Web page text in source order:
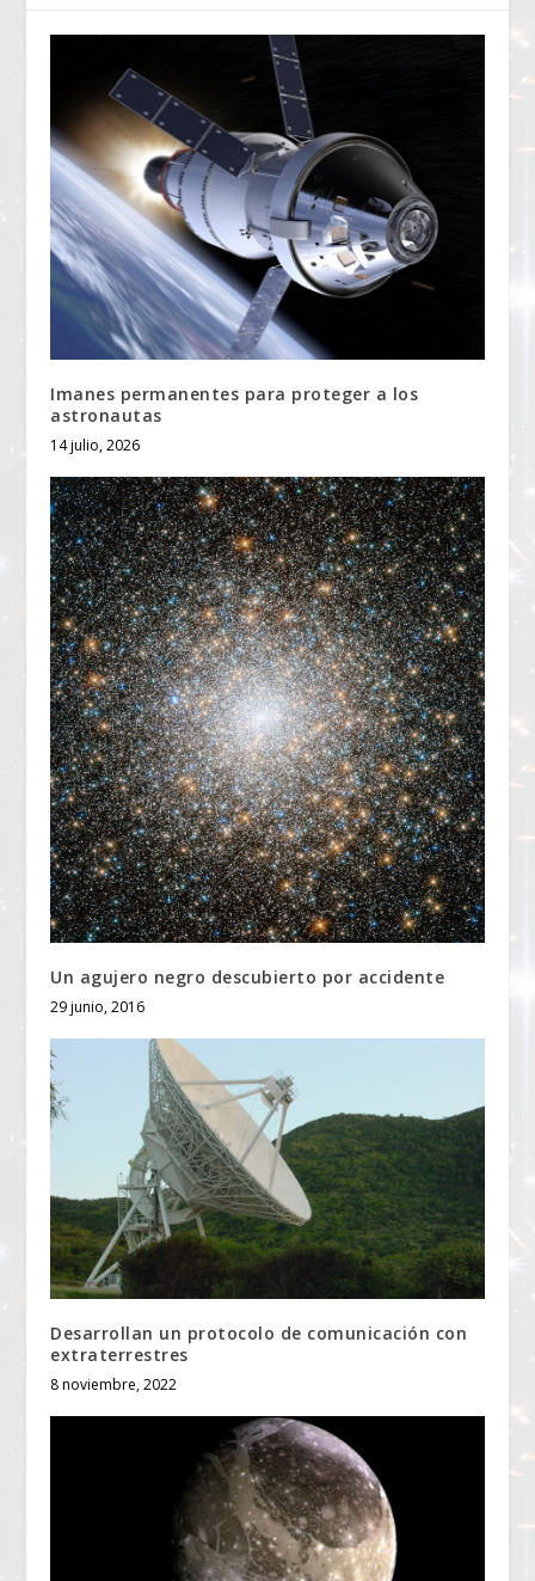
Imanes permanentes para proteger a los
astronautas
14 julio, 2026
Un agujero negro descubierto por accidente
29 junio, 2016
Desarrollan un protocolo de comunicación con
extraterrestres
8 noviembre, 2022